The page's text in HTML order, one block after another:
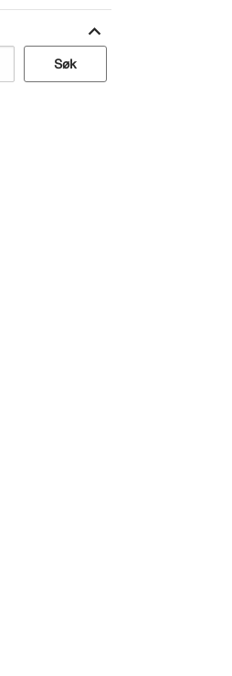
expand_more
Søk